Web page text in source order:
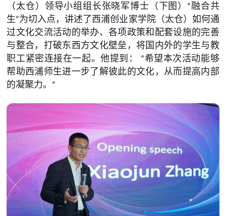
（太仓）领导小组组长张晓军博士（下图）“融合共
生”为切入点，讲述了西浦创业家学院（太仓）如何通
过文化交流活动的举办、各项政策和配套设施的完善
与整合，打破东西方文化壁垒，将国内外的学生与教
职工紧密连接在一起。他提到： “希望本次活动能够
帮助西浦师生进一步了解彼此的文化，从而提高内部
的凝聚力。”